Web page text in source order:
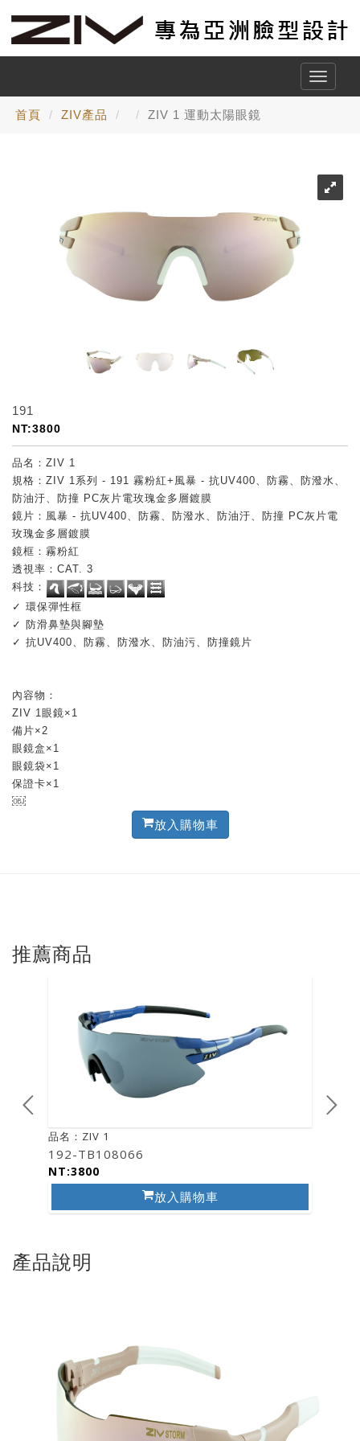
Toggle
首頁 ZIV產品 ZIV 1 運動太陽眼鏡
191
NT:3800
品名：ZIV 1
規格：ZIV 1系列 - 191 霧粉紅+風暴 - 抗UV400、防霧、防潑水、
防油汙、防撞 PC灰片電玫瑰金多層鍍膜
鏡片：風暴 - 抗UV400、防霧、防潑水、防油汙、防撞 PC灰片電
玫瑰金多層鍍膜
鏡框：霧粉紅
透視率：CAT. 3
科技：
✓ 環保彈性框
✓ 防滑鼻墊與腳墊
✓ 抗UV400、防霧、防潑水、防油污、防撞鏡片
內容物：
ZIV 1眼鏡×1
備片×2
眼鏡盒×1
眼鏡袋×1
保證卡×1
￼
放入購物車
推薦商品
品名：ZIV 1
192-TB108066
NT:3800
放入購物車
產品說明